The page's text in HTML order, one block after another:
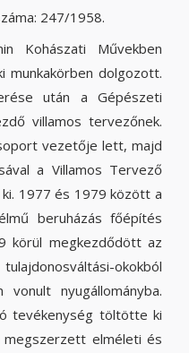
247/1958.
Kohászati Művekben
munkakörben dolgozott.
után a Gépészeti
villamos tervezőnek.
vezetője lett, majd
a Villamos Tervező
1977 és 1979 között a
beruházás főépítés
körül megkezdődött az
okokból
nyugállományba.
tevékenység töltötte ki
megszerzett elméleti és